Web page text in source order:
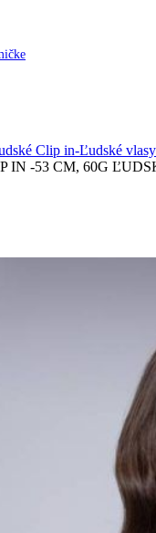
Clip in-Ľudské vlasy
IN -53 CM, 60G